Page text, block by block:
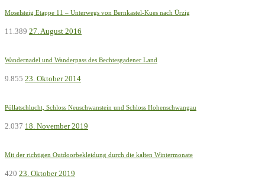
Moselsteig Etappe 11 – Unterwegs von Bernkastel-Kues nach Ürzig
11.389 27. August 2016
Wandernadel und Wanderpass des Bechtesgadener Land
9.855 23. Oktober 2014
Pöllatschlucht, Schloss Neuschwanstein und Schloss Hohenschwangau
2.037 18. November 2019
Mit der richtigen Outdoorbekleidung durch die kalten Wintermonate
420 23. Oktober 2019